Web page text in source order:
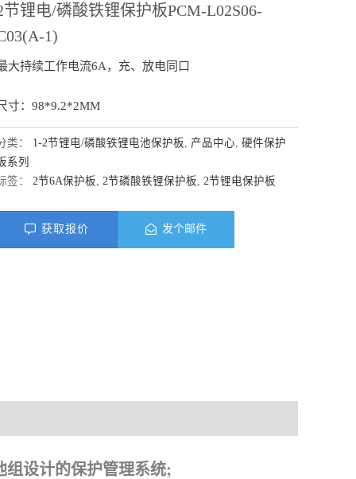
节锂电/磷酸铁锂保护板PCM-L02S06-
1)
大持续工作电流6A，充、放电同口
寸：98*9.2*2MM
类： 1-2节锂电/磷酸铁锂电池保护板 产品中心 硬件保护
系列
签： 2节6A保护板 2节磷酸铁锂保护板 2节锂电保护板
获取报价 发个邮件
组设计的保护管理系统;